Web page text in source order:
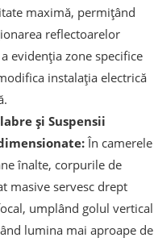
maximă, permițând
reflectoarelor
evidenția zone specifice
instalația electrică
și Suspensii
În camerele
înalte, corpurile de
masive servesc drept
umplând golul vertical
lumina mai aproape de